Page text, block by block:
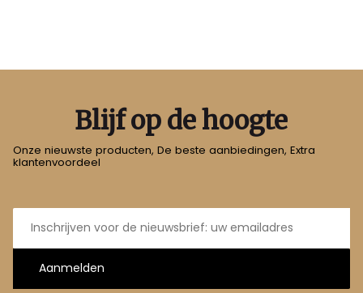
Blijf op de hoogte
Onze nieuwste producten, De beste aanbiedingen, Extra
klantenvoordeel
E-
mailadres
Aanmelden